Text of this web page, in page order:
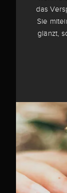
das
Sie
glänzt,